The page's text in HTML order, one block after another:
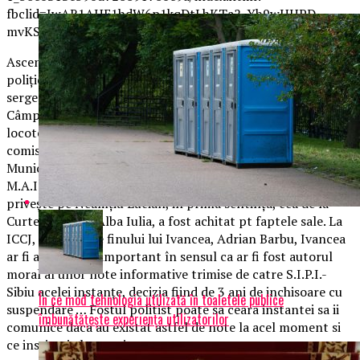
fbclid=IwAR1AHE1hdW6p1kqDtLhKTa2_Yh9wHHPD-
mvKSZ2-PCid9h4EOQYYqMH4F6M.
Ascensiunea lui Neamțiu Lucian în Poliție (fost subofițer de
poliție) este cel puțin frauduloasă: dacă în anul 2000 era
sergent major de poliție abia ieșit de pe băncile Școlii
Câmpina, în anul 2001 acesta deținea gradul militar de
locotenent de poliție în anul 2013 acesta deținea gradul de
comisar de poliție. Doar era nepotul fostului șef al Poliției
Municipiului Sibiu (Muciu Constantin, în prezent pensionar
M.A.I.) dar și al deputatului Cindrea Ioan. În ceea ce îl
privește pe Neamțiu Lucian, in prima sentința, cea de la
Curtea de Apel Alba Iulia, a fost achitat pt faptele sale. La
ICCJ, din spusele finului lui Ivancea, Adrian Barbu, Ivancea
ar fi avut un rol important în sensul ca ar fi fost autorul
moral al unor note informative trimise de catre S.I.P.I.-
Sibiu acelei instanțe, decizia fiind de 3 ani de inchisoare cu
suspendare … Fostul politist poate sa ceara instantei sa ii
comunice daca au existat astfel de note la acel moment si
ce institutie le-a emis…
În ce mod tehnologia utilizată în toaletele publice
îmbunătățește experiența utilizatorilor